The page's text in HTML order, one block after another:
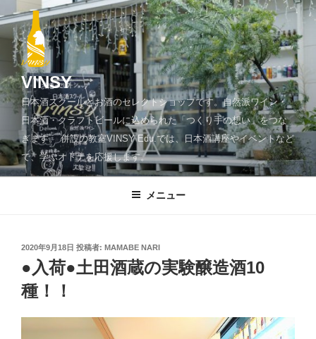
ン
ツ
へ
ッ
プ
VINSY
日本酒スクールとお酒のセレクトショップです。自然派ワイン・
日本酒・クラフトビールに込められた「つくり手の想い」をつな
ぎます。 併設の教室VINSY Edu.では、日本酒講座やイベントなど
で、学ぶオトナを応援します。
メニュー
投
日:
2020年9月18日 投稿者: MAMABE NARI
●入荷●土田酒蔵の実験醸造酒10
種！！